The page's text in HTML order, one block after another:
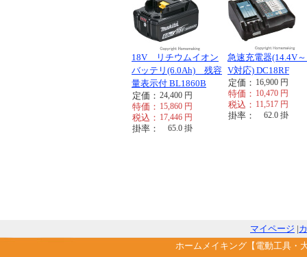
18V リチウムイオン
バッテリ(6.0Ah) 残容
量表示付 BL1860B
定価： 24,400 円
特価： 15,860 円
税込： 17,446 円
掛率： 65.0 掛
急速充電器(14.4V
V対応) DC18RF
定価： 16,900 円
特価： 10,470 円
税込： 11,517 円
掛率： 62.0 掛
マイページ |
ホームメイキング【電動工具・